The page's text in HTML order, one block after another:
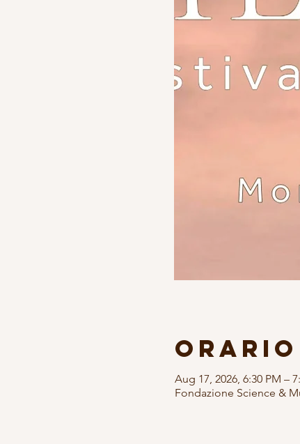
Orario
Aug 17, 2026, 6:30 PM –
Fondazione Science &